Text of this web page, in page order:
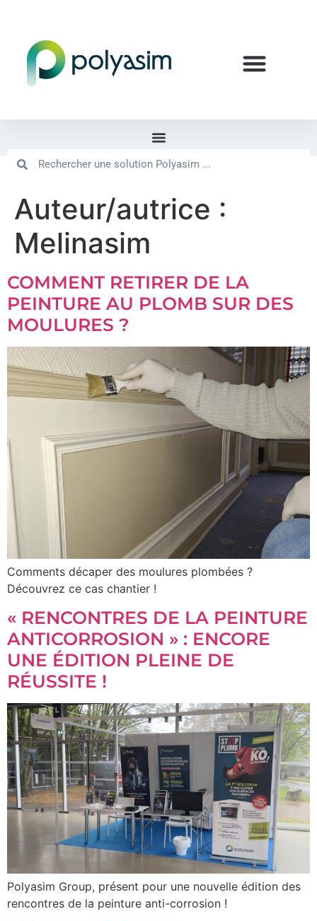
Auteur/autrice :
Melinasim
COMMENT RETIRER DE LA
PEINTURE AU PLOMB SUR DES
MOULURES ?
Comments décaper des moulures plombées ?
Découvrez ce cas chantier !
« RENCONTRES DE LA PEINTURE
ANTICORROSION » : ENCORE
UNE ÉDITION PLEINE DE
RÉUSSITE !
Polyasim Group, présent pour une nouvelle édition des
rencontres de la peinture anti-corrosion !